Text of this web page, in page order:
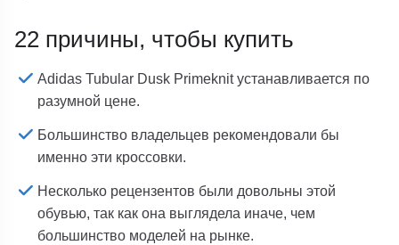
22 причины, чтобы купить
Adidas Tubular Dusk Primeknit устанавливается по
разумной цене.
Большинство владельцев рекомендовали бы
именно эти кроссовки.
Несколько рецензентов были довольны этой
обувью, так как она выглядела иначе, чем
большинство моделей на рынке.